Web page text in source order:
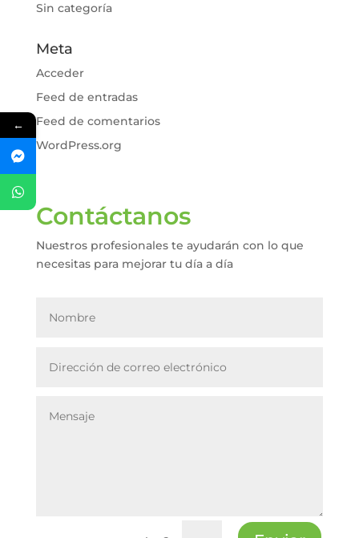
Sin categoría
Meta
Acceder
Feed de entradas
Feed de comentarios
WordPress.org
Contáctanos
Nuestros profesionales te ayudarán con lo que
necesitas para mejorar tu día a día
←